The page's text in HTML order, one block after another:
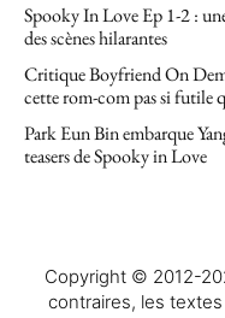
Spooky In Love Ep 1-2 :
des scènes hilarantes
Critique Boyfriend On
cette rom-com pas si futile
Park Eun Bin embarque
teasers de Spooky in Love
Copyright © 2012-
contraires, les